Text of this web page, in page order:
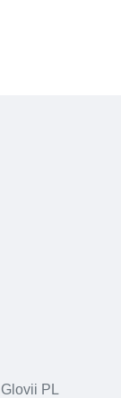
Glovii PL